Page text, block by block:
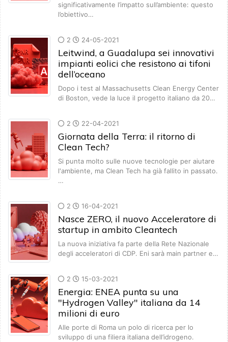
significativamente l’impatto sull’ambiente: questo
l’obiettivo…
2 24-05-2021
Leitwind, a Guadalupa sei innovativi
impianti eolici che resistono ai tifoni
dell’oceano
Dopo i test al Massachusetts Clean Energy Center
di Boston, vede la luce il progetto italiano da 20…
2 22-04-2021
Giornata della Terra: il ritorno di
Clean Tech?
Si punta molto sulle nuove tecnologie per aiutare
l'ambiente, ma Clean Tech ha già fallito in passato.
…
2 16-04-2021
Nasce ZERO, il nuovo Acceleratore di
startup in ambito Cleantech
La nuova iniziativa fa parte della Rete Nazionale
degli acceleratori di CDP. Eni sarà main partner e…
2 15-03-2021
Energia: ENEA punta su una
"Hydrogen Valley" italiana da 14
milioni di euro
Alle porte di Roma un polo di ricerca per lo
sviluppo di una filiera italiana dell’idrogeno.